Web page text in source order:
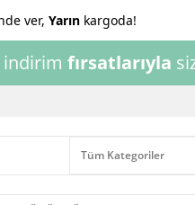
indirim fırsatlarıyla